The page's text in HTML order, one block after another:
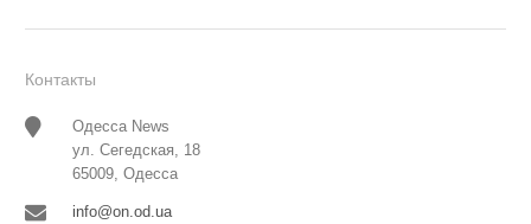
Контакты
Одесса News
ул. Сегедская, 18
65009, Одесса
info@on.od.ua